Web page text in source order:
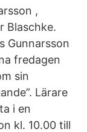
,
Blaschke.
Gunnarsson
fredagen
sin
Lärare
i en
kl. 10.00 till